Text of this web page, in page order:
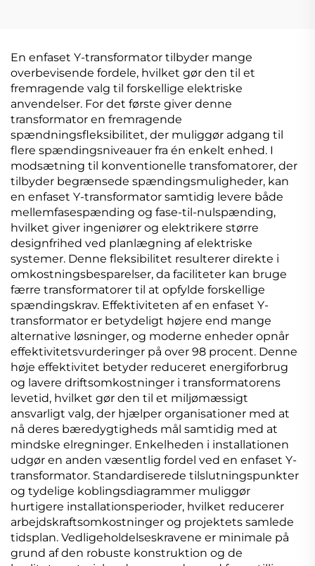
En enfaset Y-transformator tilbyder mange
overbevisende fordele, hvilket gør den til et
fremragende valg til forskellige elektriske
anvendelser. For det første giver denne
transformator en fremragende
spændningsfleksibilitet, der muliggør adgang til
flere spændingsniveauer fra én enkelt enhed. I
modsætning til konventionelle transfomatorer, der
tilbyder begrænsede spændingsmuligheder, kan
en enfaset Y-transformator samtidig levere både
mellemfasespænding og fase-til-nulspænding,
hvilket giver ingeniører og elektrikere større
designfrihed ved planlægning af elektriske
systemer. Denne fleksibilitet resulterer direkte i
omkostningsbesparelser, da faciliteter kan bruge
færre transformatorer til at opfylde forskellige
spændingskrav. Effektiviteten af en enfaset Y-
transformator er betydeligt højere end mange
alternative løsninger, og moderne enheder opnår
effektivitetsvurderinger på over 98 procent. Denne
høje effektivitet betyder reduceret energiforbrug
og lavere driftsomkostninger i transformatorens
levetid, hvilket gør den til et miljømæssigt
ansvarligt valg, der hjælper organisationer med at
nå deres bæredygtigheds mål samtidig med at
mindske elregninger. Enkelheden i installationen
udgør en anden væsentlig fordel ved en enfaset Y-
transformator. Standardiserede tilslutningspunkter
og tydelige koblingsdiagrammer muliggør
hurtigere installationsperioder, hvilket reducerer
arbejdskraftsomkostninger og projektets samlede
tidsplan. Vedligeholdelseskravene er minimale på
grund af den robuste konstruktion og de